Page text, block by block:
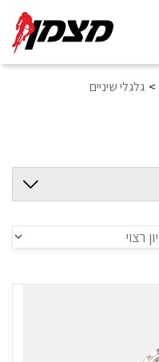
גלגלי שיניים